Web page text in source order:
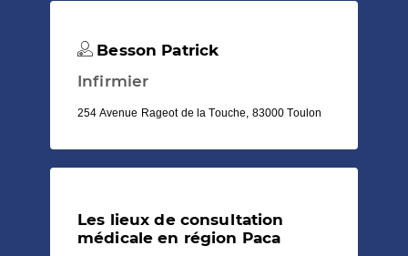
Besson Patrick
Infirmier
254 Avenue Rageot de la Touche, 83000 Toulon
Les lieux de consultation
médicale en région Paca